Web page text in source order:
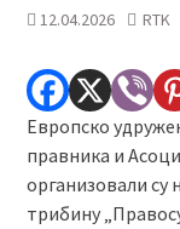
12.04.2026 RTK
Европско
правника и
организовали су
трибину